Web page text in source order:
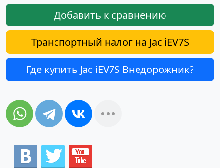
Добавить к сравнению
Транспортный налог на Jac iEV7S
Где купить Jac iEV7S Внедорожник?